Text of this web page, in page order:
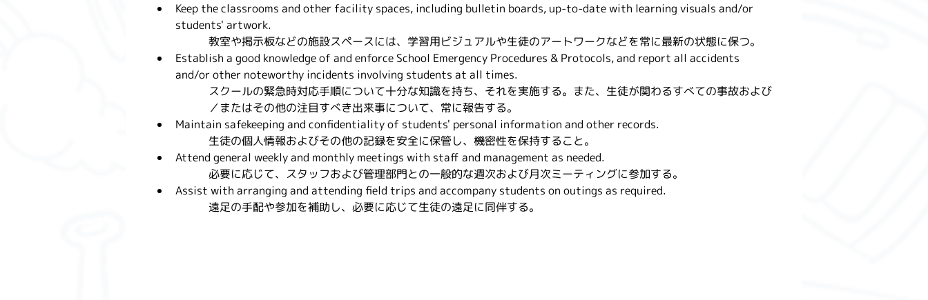
Keep the classrooms and other facility spaces, including bulletin boards, up-to-date with learning visuals and/or
students' artwork.
教室や掲示板などの施設スペースには、学習用ビジュアルや生徒のアートワークなどを常に最新の状態に保つ。
Establish a good knowledge of and enforce School Emergency Procedures & Protocols, and report all accidents
and/or other noteworthy incidents involving students at all times.
スクールの緊急時対応手順について十分な知識を持ち、それを実施する。また、生徒が関わるすべての事故および
／またはその他の注目すべき出来事について、常に報告する。
Maintain safekeeping and confidentiality of students' personal information and other records.
生徒の個人情報およびその他の記録を安全に保管し、機密性を保持すること。
Attend general weekly and monthly meetings with staff and management as needed.
必要に応じて、スタッフおよび管理部門との一般的な週次および月次ミーティングに参加する。
Assist with arranging and attending field trips and accompany students on outings as required.
遠足の手配や参加を補助し、必要に応じて生徒の遠足に同伴する。